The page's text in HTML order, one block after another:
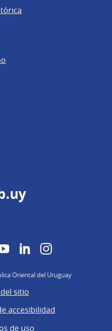
YouTubeLinkedInInstagram
Oriental del Uruguay
sitio
accesibilidad
de uso